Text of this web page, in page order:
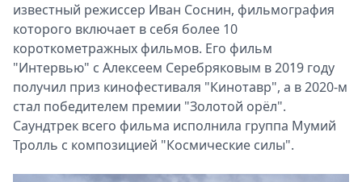
известный режиссер Иван Соснин, фильмография
которого включает в себя более 10
короткометражных фильмов. Его фильм
"Интервью" с Алексеем Серебряковым в 2019 году
получил приз кинофестиваля "Кинотавр", а в 2020-м
стал победителем премии "Золотой орёл".
Саундтрек всего фильма исполнила группа Мумий
Тролль с композицией "Космические силы".